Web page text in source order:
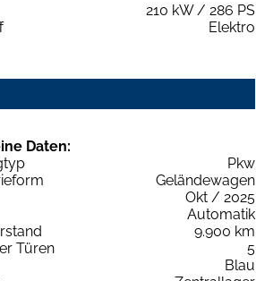
210 kW / 286 PS
Elektro
Daten:
Pkw
Geländewagen
Okt / 2025
Automatik
9.900 km
Türen
5
Blau